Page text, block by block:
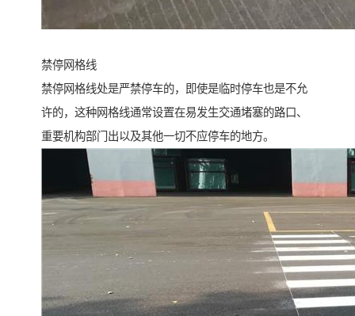
禁停网格线
禁停网格线处是严禁停车的，即使是临时停车也是不允
许的，这种网格线通常设置在易发生交通堵塞的路口、
重要机构部门出以及其他一切不应停车的地方。